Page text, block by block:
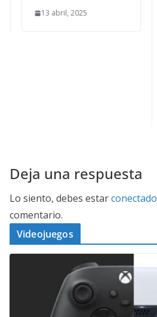
13 abril, 2025
Deja una respuesta
Lo siento, debes estarconectado
comentario.
Videojuegos